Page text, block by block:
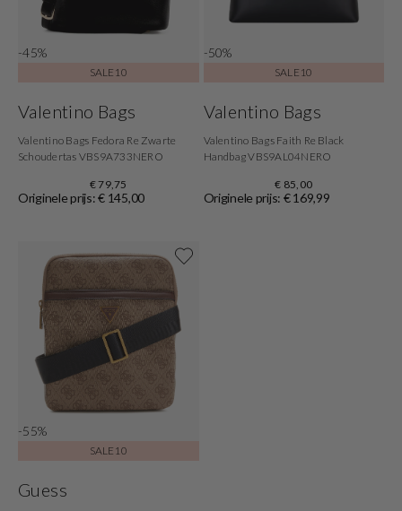
-45%
SALE10
Valentino Bags
Valentino Bags Fedora Re Zwarte
Schoudertas VBS9A733NERO
€ 79,75
Originele prijs: € 145,00
-50%
SALE10
Valentino Bags
Valentino Bags Faith Re Black
Handbag VBS9AL04NERO
€ 85,00
Originele prijs: € 169,99
-55%
SALE10
Guess